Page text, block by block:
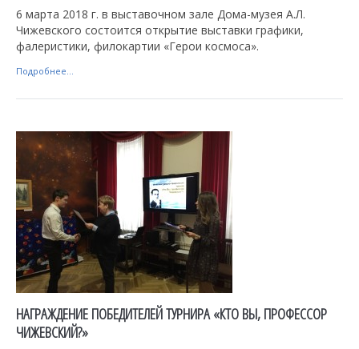
6 марта 2018 г. в выставочном зале Дома-музея А.Л.
Чижевского состоится открытие выставки графики,
фалеристики, филокартии «Герои космоса».
Подробнее...
НАГРАЖДЕНИЕ ПОБЕДИТЕЛЕЙ ТУРНИРА «КТО ВЫ, ПРОФЕССОР
ЧИЖЕВСКИЙ?»